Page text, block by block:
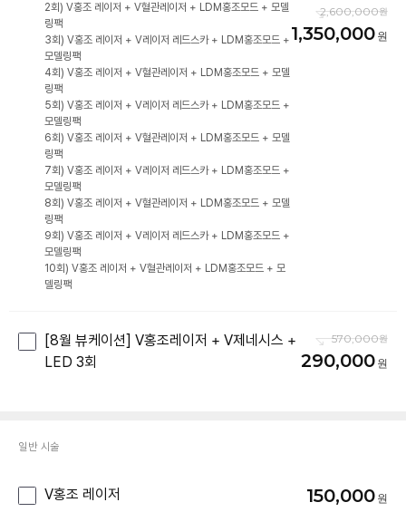
2회) V홍조 레이저 + V혈관레이저 + LDM홍조모드 + 모델
링팩
3회) V홍조 레이저 + V레이저 레드스카 + LDM홍조모드 +
모델링팩
4회) V홍조 레이저 + V혈관레이저 + LDM홍조모드 + 모델
링팩
5회) V홍조 레이저 + V레이저 레드스카 + LDM홍조모드 +
모델링팩
6회) V홍조 레이저 + V혈관레이저 + LDM홍조모드 + 모델
링팩
7회) V홍조 레이저 + V레이저 레드스카 + LDM홍조모드 +
모델링팩
8회) V홍조 레이저 + V혈관레이저 + LDM홍조모드 + 모델
링팩
9회) V홍조 레이저 + V레이저 레드스카 + LDM홍조모드 +
모델링팩
10회) V홍조 레이저 + V혈관레이저 + LDM홍조모드 + 모
2,600,000
1,350,000
[8월 뷰케이션] V홍조레이저 + V제네시스 +
LED 3회
570,000
290,000
일반 시술
V홍조 레이저 150,000